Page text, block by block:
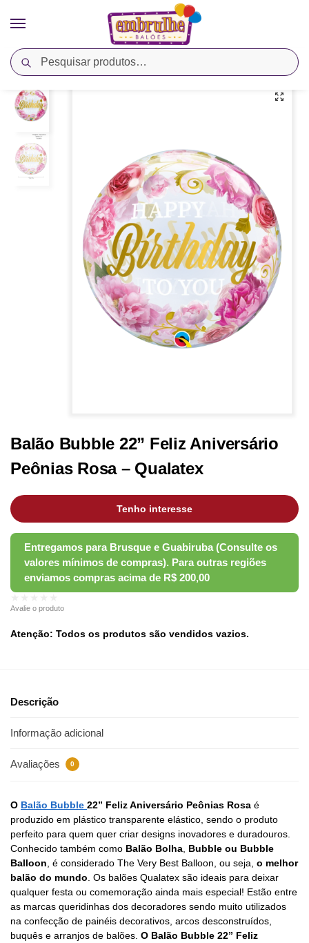
Pesquisar
Início Cores Rosa / Balão Bubble 22” Feliz Aniversário Peônias Rosa – Qualatex
Balão Bubble 22” Feliz Aniversário
Peônias Rosa – Qualatex
Tenho interesse
Avalie o produto
Atenção: Todos os produtos são vendidos vazios.
Descrição
Informação adicional
Avaliações 0
O Balão Bubble 22” Feliz Aniversário Peônias Rosa é
produzido em plástico transparente elástico, sendo o produto
perfeito para quem quer criar designs inovadores e duradouros.
Conhecido também como Balão Bolha Bubble ou Bubble
Balloon , é considerado The Very Best Balloon, ou seja, o melhor
balão do mundo . Os balões Qualatex são ideais para deixar
qualquer festa ou comemoração ainda mais especial! Estão entre
as marcas queridinhas dos decoradores sendo muito utilizados
na confecção de painéis decorativos, arcos desconstruídos,
buquês e arranjos de balões. O Balão Bubble 22” Feliz